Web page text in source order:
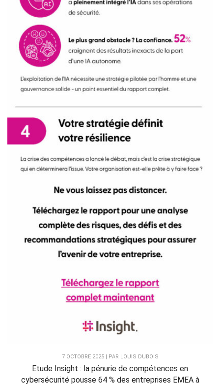
7 OCTOBRE 2025 | PAR LOUIS DUBOIS
Etude Insight : la pénurie de compétences en
cybersécurité pousse 64 % des entreprises EMEA à